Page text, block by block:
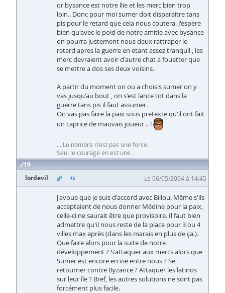
or bysance est notre llie et les merc bien trop
loin.. Donc pour moi sumer doit disparaitre tans
pis pour le retard que cela nous coutera. J'espere
bien qu'avec le poid de notre amitie avec bysance
on pourra justement nous deux rattraper le
retard apres la guerre en etant assez tranquil , les
merc devraient avoir d'autre chat a fouetter que
se mettre a dos ses deux voisins.
A partir du moment on ou a choisis sumer on y
vas jusqu'au bout , on s'est lance tot dans la
guerre tans pis il faut assumer.
On vas pas faire la paix sous pretexte qu'il ont fait
un caprice de mauvais joueur .. !
... Le nombre n'est pas une force.
Seul le courage en est une .
19
lordevil
Le 06/05/2004 à 14:45
J'avoue que je suis d'accord avec Billou. Même s'ils
acceptaient de nous donner Médine pour la paix,
celle-ci ne saurait être que provisoire. Il faut bien
admettre qu'il nous reste de la place pour 3 ou 4
villes max après (dans les marais en plus de ça.).
Que faire alors pour la suite de notre
développement ? S'attaquer aux mercs alors que
Sumer est encore en vie entre nous ? Se
retourner contre Byzance ? Attaquer les latinos
sur leur île ? Bref, les autres solutions ne sont pas
forcément plus facile.